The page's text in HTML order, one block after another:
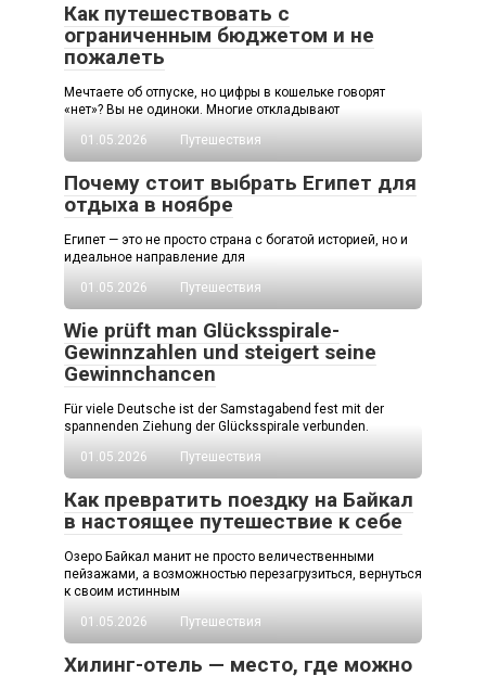
Как путешествовать с
ограниченным бюджетом и не
пожалеть
Мечтаете об отпуске, но цифры в кошельке говорят
«нет»? Вы не одиноки. Многие откладывают
01.05.2026
Путешествия
Почему стоит выбрать Египет для
отдыха в ноябре
Египет — это не просто страна с богатой историей, но и
идеальное направление для
01.05.2026
Путешествия
Wie prüft man Glücksspirale-
Gewinnzahlen und steigert seine
Gewinnchancen
Für viele Deutsche ist der Samstagabend fest mit der
spannenden Ziehung der Glücksspirale verbunden.
01.05.2026
Путешествия
Как превратить поездку на Байкал
в настоящее путешествие к себе
Озеро Байкал манит не просто величественными
пейзажами, а возможностью перезагрузиться, вернуться
к своим истинным
01.05.2026
Путешествия
Хилинг-отель — место, где можно